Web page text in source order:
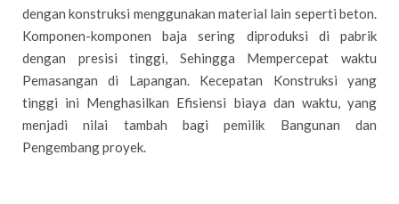
dengan konstruksi menggunakan material lain seperti beton.
Komponen-komponen baja sering diproduksi di pabrik
dengan presisi tinggi, Sehingga Mempercepat waktu
Pemasangan di Lapangan. Kecepatan Konstruksi yang
tinggi ini Menghasilkan Efisiensi biaya dan waktu, yang
menjadi nilai tambah bagi pemilik Bangunan dan
Pengembang proyek.